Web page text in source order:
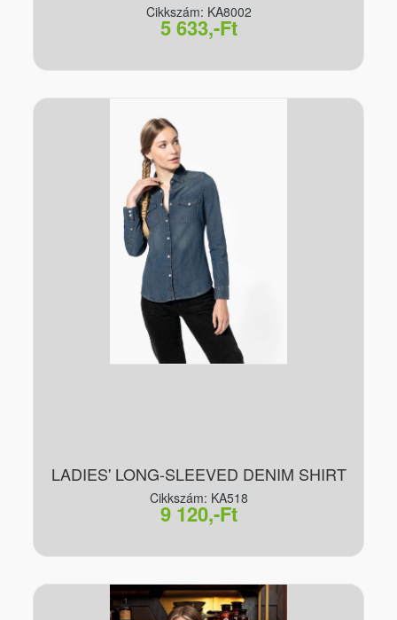
Cikkszám: KA8002
5 633,-Ft
LADIES' LONG-SLEEVED DENIM SHIRT
Cikkszám: KA518
9 120,-Ft